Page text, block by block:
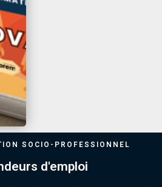
SOCIO-PROFESSIONNEL
d'emploi